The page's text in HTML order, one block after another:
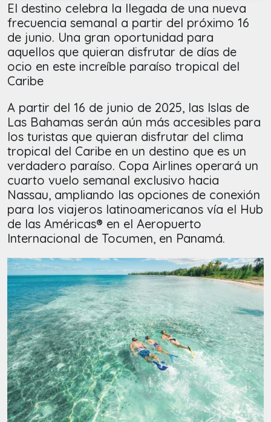
El destino celebra la llegada de una nueva
frecuencia semanal a partir del próximo 16
de junio. Una gran oportunidad para
aquellos que quieran disfrutar de días de
ocio en este increíble paraíso tropical del
Caribe
A partir del 16 de junio de 2025, las Islas de
Las Bahamas serán aún más accesibles para
los turistas que quieran disfrutar del clima
tropical del Caribe en un destino que es un
verdadero paraíso. Copa Airlines operará un
cuarto vuelo semanal exclusivo hacia
Nassau, ampliando las opciones de conexión
para los viajeros latinoamericanos vía el Hub
de las Américas® en el Aeropuerto
Internacional de Tocumen, en Panamá.